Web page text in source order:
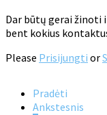
Dar būtų gerai žinoti
bent kokius
Please Prisijungti or
Pradėti
Ankstesnis